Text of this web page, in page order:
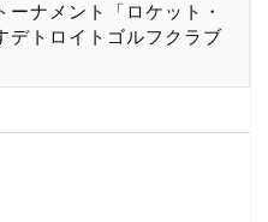
ナメント「ロケット・
デトロイトゴルフクラブ